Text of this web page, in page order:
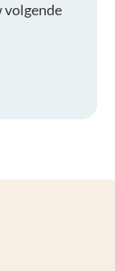
volgende